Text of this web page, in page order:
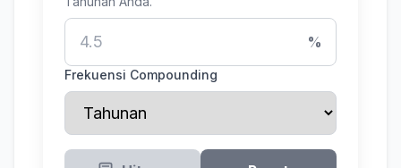
%
Frekuensi Compounding